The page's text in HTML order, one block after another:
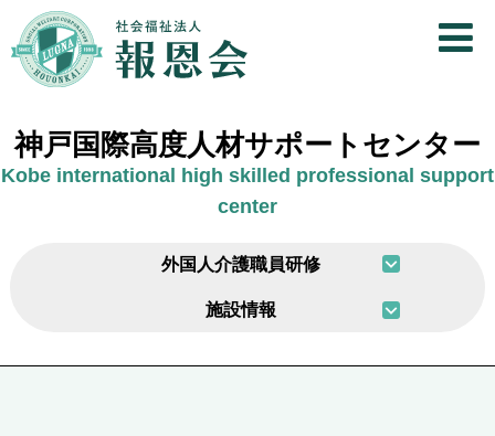
神戸国際高度人材サポートセンター
Kobe international high skilled professional support
center
外国人介護職員研修
施設情報